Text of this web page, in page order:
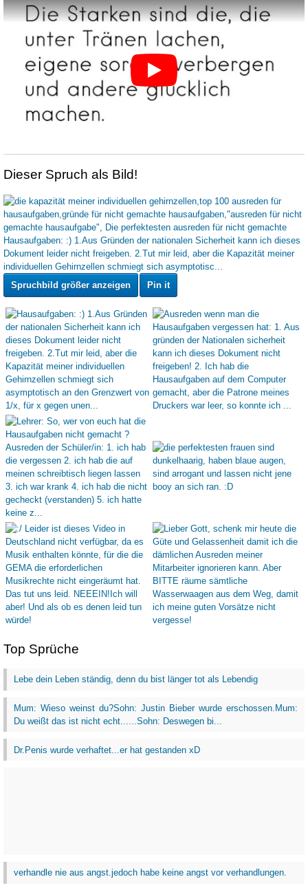
Dieser Spruch als Bild!
Spruchbild größer anzeigen Pin it
Top Sprüche
Lebe dein Leben ständig, denn du bist länger tot als Lebendig
Mum: Wieso weinst du?Sohn: Justin Bieber wurde erschossen.Mum:
Du weißt das ist nicht echt......Sohn: Deswegen bi...
Dr.Penis wurde verhaftet...er hat gestanden xD
verhandle nie aus angst.jedoch habe keine angst vor verhandlungen.